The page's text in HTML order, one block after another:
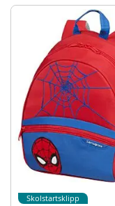
information
Varumärke
Skolstartsklipp